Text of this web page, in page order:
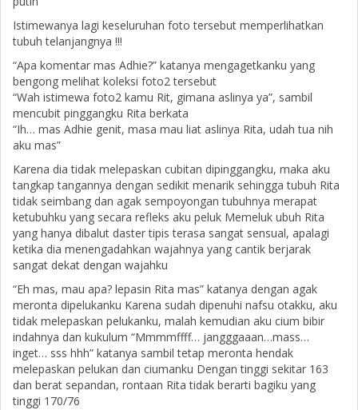
Istimewanya lagi keseluruhan foto tersebut memperlihatkan
tubuh telanjangnya !!!
“Apa komentar mas Adhie?” katanya mengagetkanku yang
bengong melihat koleksi foto2 tersebut
“Wah istimewa foto2 kamu Rit, gimana aslinya ya”, sambil
mencubit pinggangku Rita berkata
“Ih… mas Adhie genit, masa mau liat aslinya Rita, udah tua nih
aku mas”
Karena dia tidak melepaskan cubitan dipinggangku, maka aku
tangkap tangannya dengan sedikit menarik sehingga tubuh Rita
tidak seimbang dan agak sempoyongan tubuhnya merapat
ketubuhku yang secara refleks aku peluk Memeluk ubuh Rita
yang hanya dibalut daster tipis terasa sangat sensual, apalagi
ketika dia menengadahkan wajahnya yang cantik berjarak
sangat dekat dengan wajahku
“Eh mas, mau apa? lepasin Rita mas” katanya dengan agak
meronta dipelukanku Karena sudah dipenuhi nafsu otakku, aku
tidak melepaskan pelukanku, malah kemudian aku cium bibir
indahnya dan kukulum “Mmmmffff… jangggaaan…mass…
inget… sss hhh” katanya sambil tetap meronta hendak
melepaskan pelukan dan ciumanku Dengan tinggi sekitar 163
dan berat sepandan, rontaan Rita tidak berarti bagiku yang
tinggi 170/76